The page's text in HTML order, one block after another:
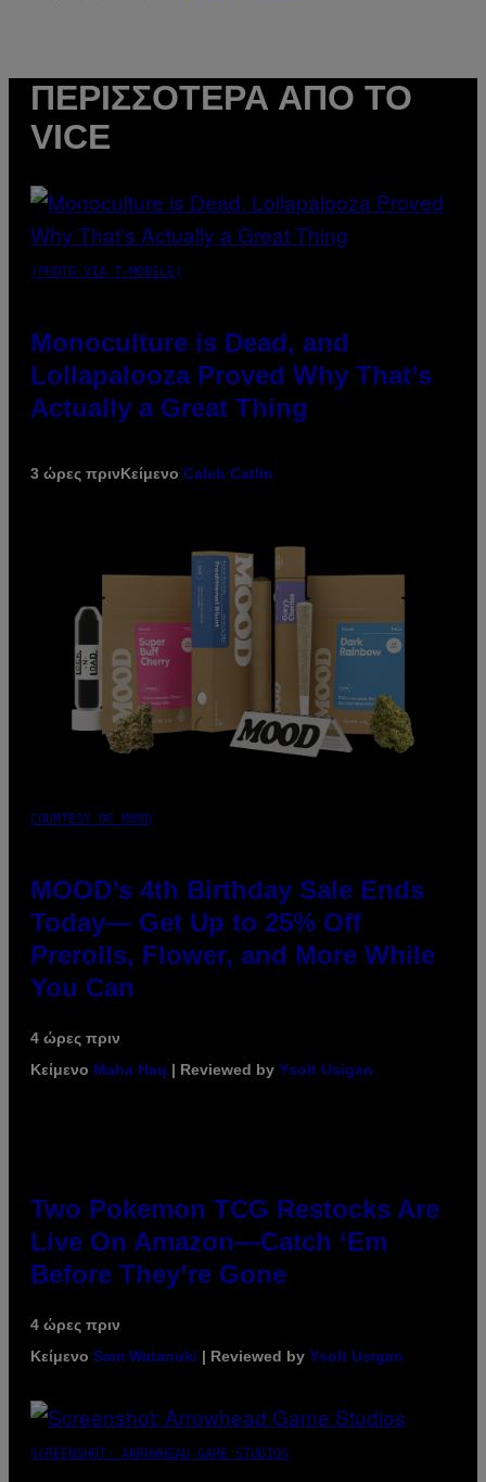
ΠΕΡΙΣΣΌΤΕΡΑ ΑΠΌ ΤΟ
VICE
(PHOTO VIA T-MOBILE)
Monoculture is Dead, and
Lollapalooza Proved Why That’s
Actually a Great Thing
3 ώρες πρινΚείμενο Caleb Catlin
COURTESY OF MOOD
MOOD’s 4th Birthday Sale Ends
Today— Get Up to 25% Off
Prerolls, Flower, and More While
You Can
4 ώρες πριν
Κείμενο Maha Haq | Reviewed by Ysolt Usigan
Two Pokemon TCG Restocks Are
Live On Amazon—Catch ‘Em
Before They’re Gone
4 ώρες πριν
Κείμενο Sam Watanuki | Reviewed by Ysolt Usigan
SCREENSHOT: ARROWHEAD GAME STUDIOS